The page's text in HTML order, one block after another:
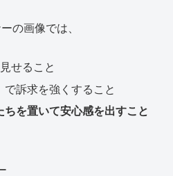
の画像では、
せること
で訴求を強くすること
を置いて安心感を出すこと